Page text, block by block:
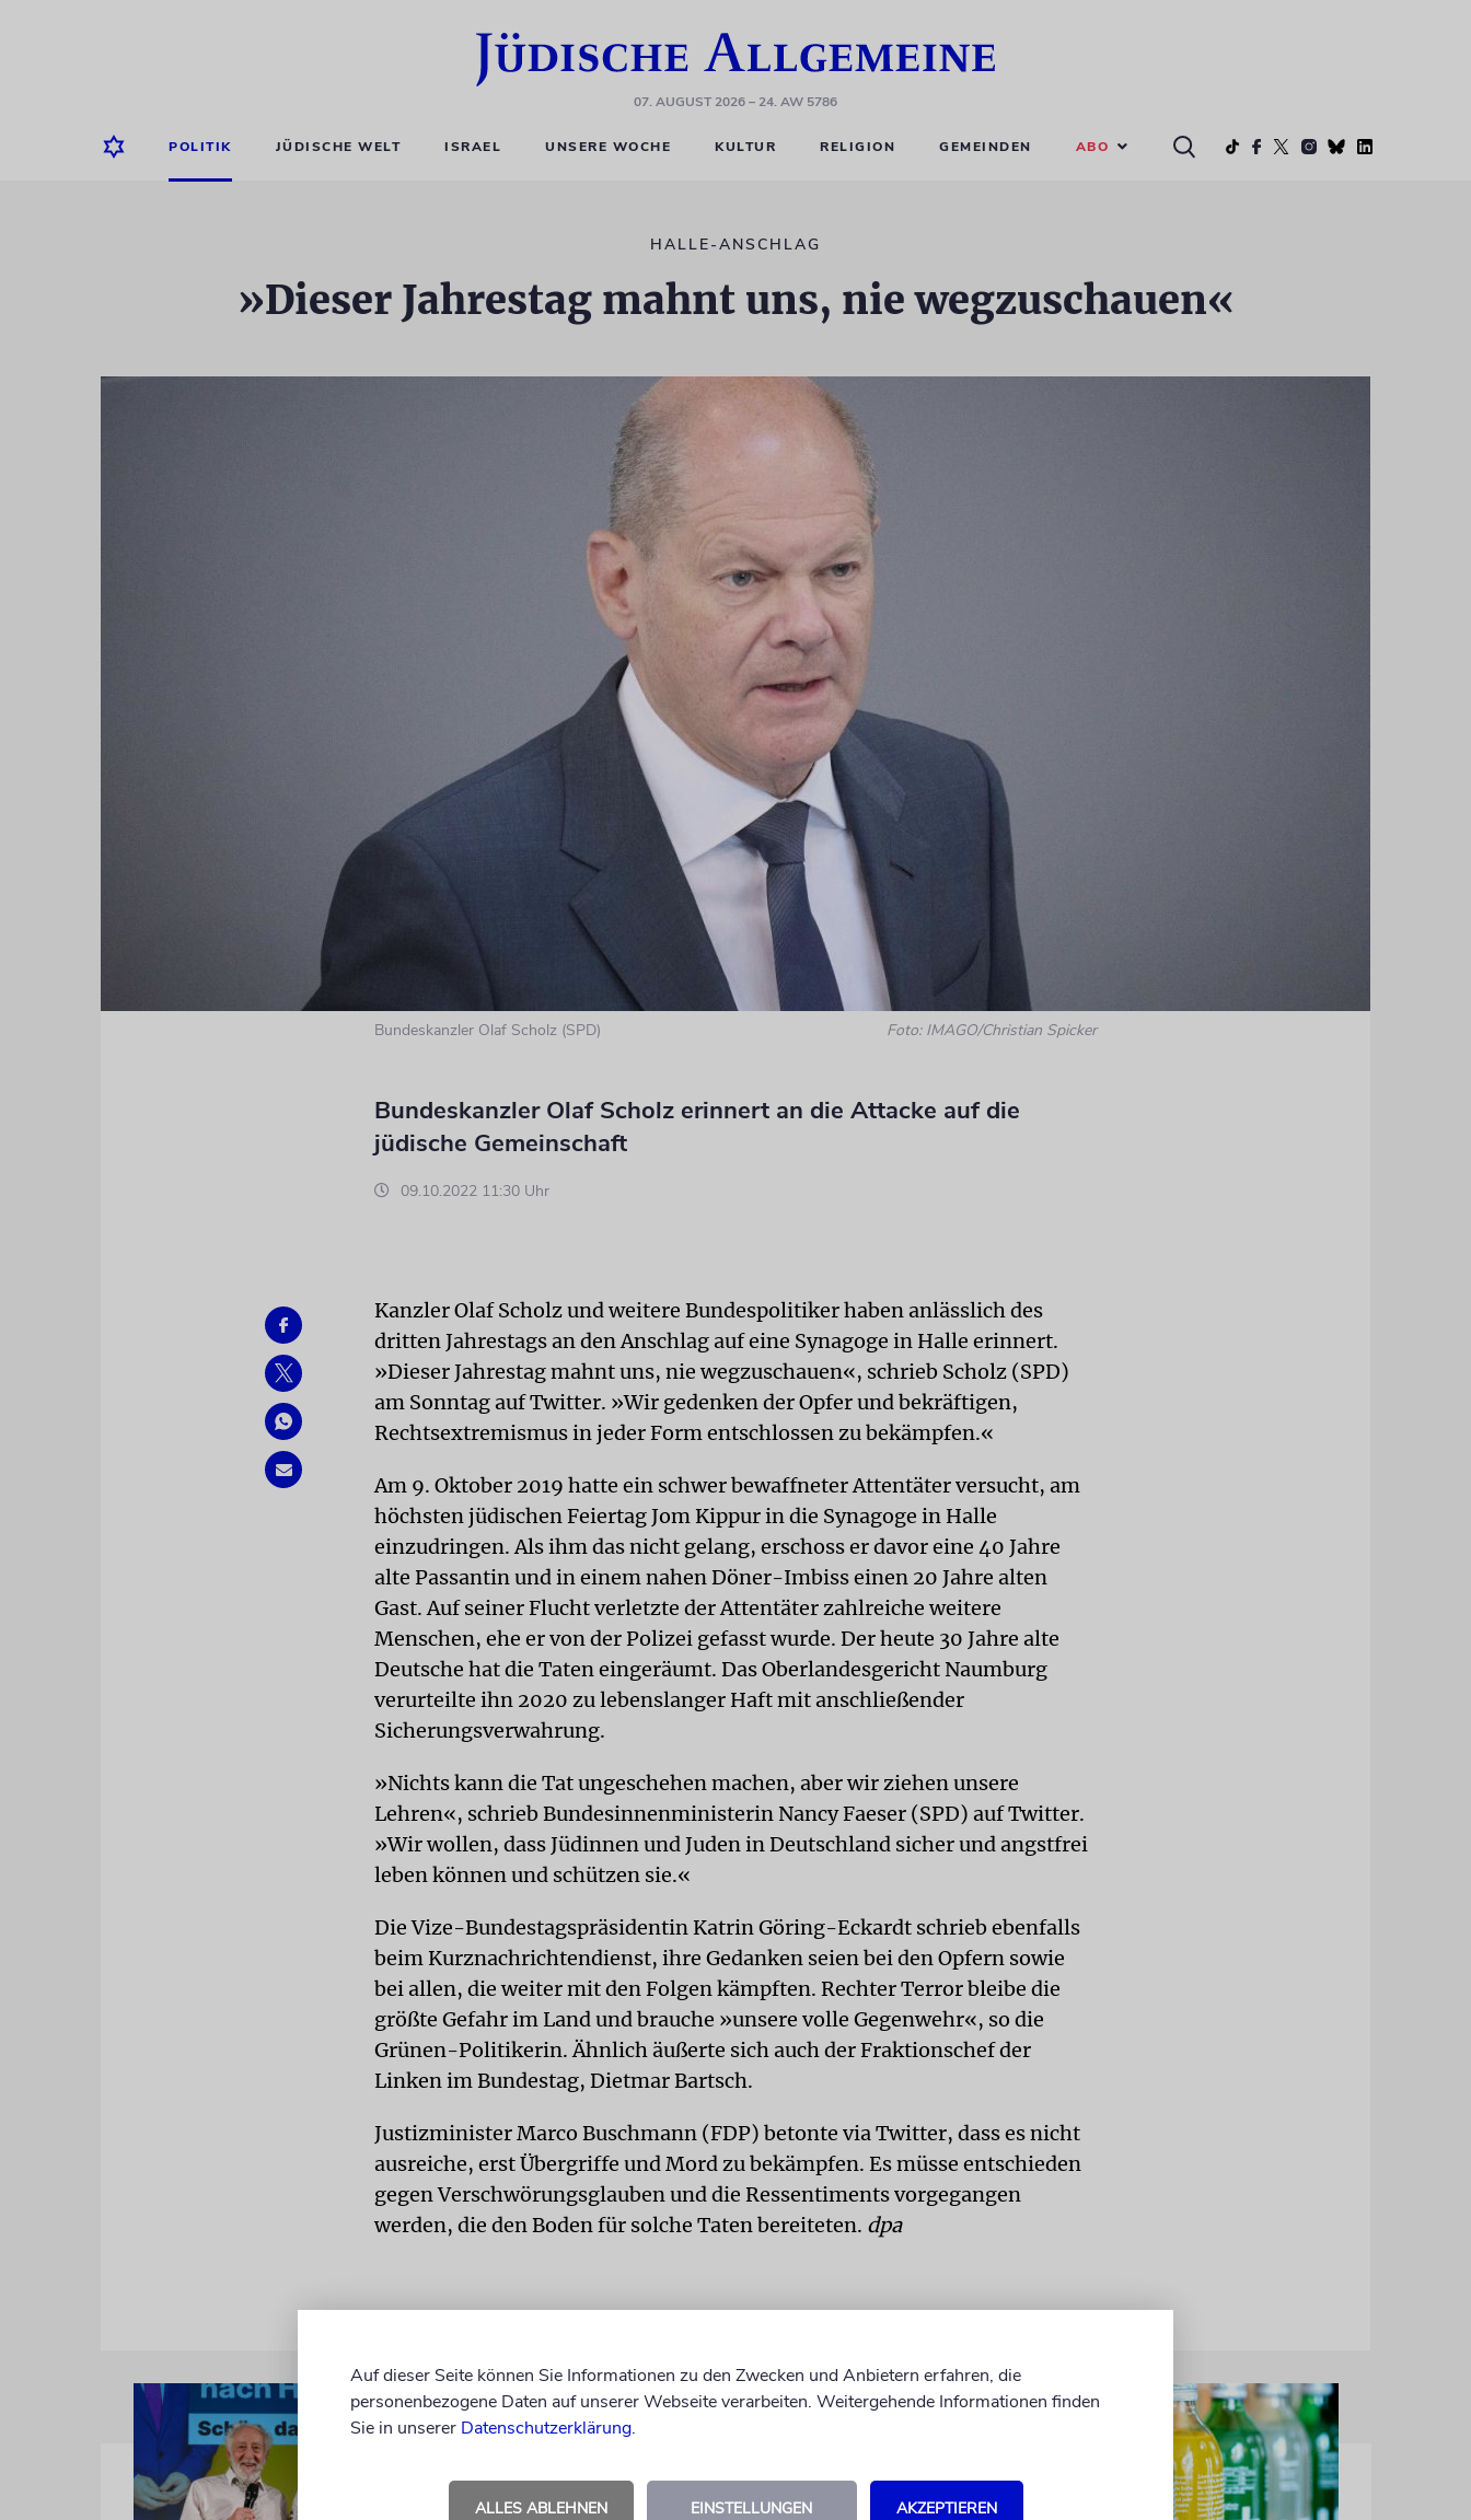
07. AUGUST 2026– 24. AW 5786
POLITIK JÜDISCHE WELT ISRAEL UNSERE WOCHE KULTUR RELIGION GEMEINDEN ABO
HALLE-ANSCHLAG
»Dieser Jahrestag mahnt uns, nie wegzuschauen«
Bundeskanzler Olaf Scholz (SPD) Foto: IMAGO/Christian Spicker
Bundeskanzler Olaf Scholz erinnert an die Attacke auf die
jüdische Gemeinschaft
09.10.2022 11:30 Uhr
Kanzler Olaf Scholz und weitere Bundespolitiker haben anlässlich des
dritten Jahrestags an den Anschlag auf eine Synagoge in Halle erinnert.
»Dieser Jahrestag mahnt uns, nie wegzuschauen«, schrieb Scholz (SPD)
am Sonntag auf Twitter. »Wir gedenken der Opfer und bekräftigen,
Rechtsextremismus in jeder Form entschlossen zu bekämpfen.«
Am 9. Oktober 2019 hatte ein schwer bewaffneter Attentäter versucht, am
höchsten jüdischen Feiertag Jom Kippur in die Synagoge in Halle
einzudringen. Als ihm das nicht gelang, erschoss er davor eine 40 Jahre
alte Passantin und in einem nahen Döner-Imbiss einen 20 Jahre alten
Gast. Auf seiner Flucht verletzte der Attentäter zahlreiche weitere
Menschen, ehe er von der Polizei gefasst wurde. Der heute 30 Jahre alte
Deutsche hat die Taten eingeräumt. Das Oberlandesgericht Naumburg
verurteilte ihn 2020 zu lebenslanger Haft mit anschließender
Sicherungsverwahrung.
»Nichts kann die Tat ungeschehen machen, aber wir ziehen unsere
Lehren«, schrieb Bundesinnenministerin Nancy Faeser (SPD) auf Twitter.
»Wir wollen, dass Jüdinnen und Juden in Deutschland sicher und angstfrei
leben können und schützen sie.«
Die Vize-Bundestagspräsidentin Katrin Göring-Eckardt schrieb ebenfalls
beim Kurznachrichtendienst, ihre Gedanken seien bei den Opfern sowie
bei allen, die weiter mit den Folgen kämpften. Rechter Terror bleibe die
größte Gefahr im Land und brauche »unsere volle Gegenwehr«, so die
Grünen-Politikerin. Ähnlich äußerte sich auch der Fraktionschef der
Linken im Bundestag, Dietmar Bartsch.
Justizminister Marco Buschmann (FDP) betonte via Twitter, dass es nicht
ausreiche, erst Übergriffe und Mord zu bekämpfen. Es müsse entschieden
gegen Verschwörungsglauben und die Ressentiments vorgegangen
werden, die den Boden für solche Taten bereiteten. dpa
Auf dieser Seite können Sie Informationen zu den Zwecken und Anbietern erfahren, die
personenbezogene Daten auf unserer Webseite verarbeiten. Weitergehende Informationen finden
Sie in unserer Datenschutzerklärung.
ALLES ABLEHNEN EINSTELLUNGEN AKZEPTIEREN